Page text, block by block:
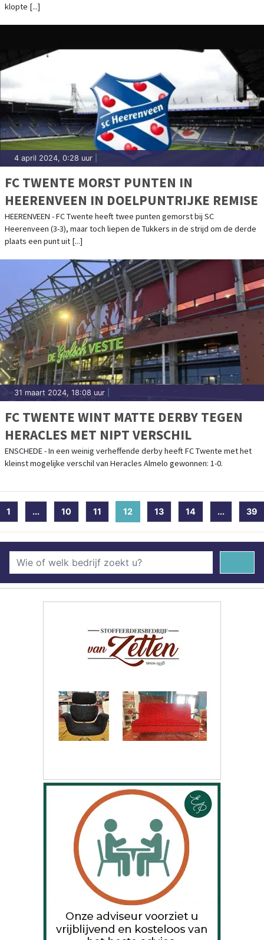
klopte [...]
4 april 2024, 0:28 uur
FC TWENTE MORST PUNTEN IN
HEERENVEEN IN DOELPUNTRIJKE REMISE
HEERENVEEN - FC Twente heeft twee punten gemorst bij SC
Heerenveen (3-3), maar toch liepen de Tukkers in de strijd om de derde
plaats een punt uit [...]
31 maart 2024, 18:08 uur
FC TWENTE WINT MATTE DERBY TEGEN
HERACLES MET NIPT VERSCHIL
ENSCHEDE - In een weinig verheffende derby heeft FC Twente met het
kleinst mogelijke verschil van Heracles Almelo gewonnen: 1-0.
1 ... 10 11 12 (current)
13 14 ... 39